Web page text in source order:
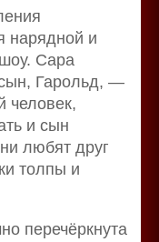
нарядной и
Сара
Гарольд, —
человек,
и сын
любят друг
толпы и
перечёркнута